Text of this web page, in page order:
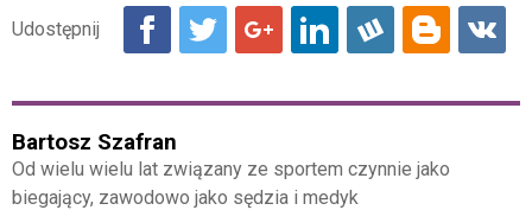
Bartosz Szafran
Od wielu wielu lat związany ze sportem czynnie jako
biegający, zawodowo jako sędzia i medyk